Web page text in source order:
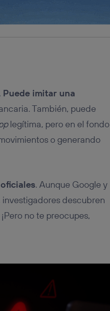
Puede imitar una
También, puede
legítima, pero en el fondo
o generando
. Aunque Google y
descubren
no te preocupes,